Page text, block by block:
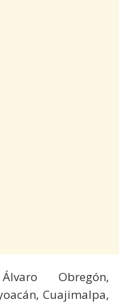
Obregón,
Cuajimalpa,